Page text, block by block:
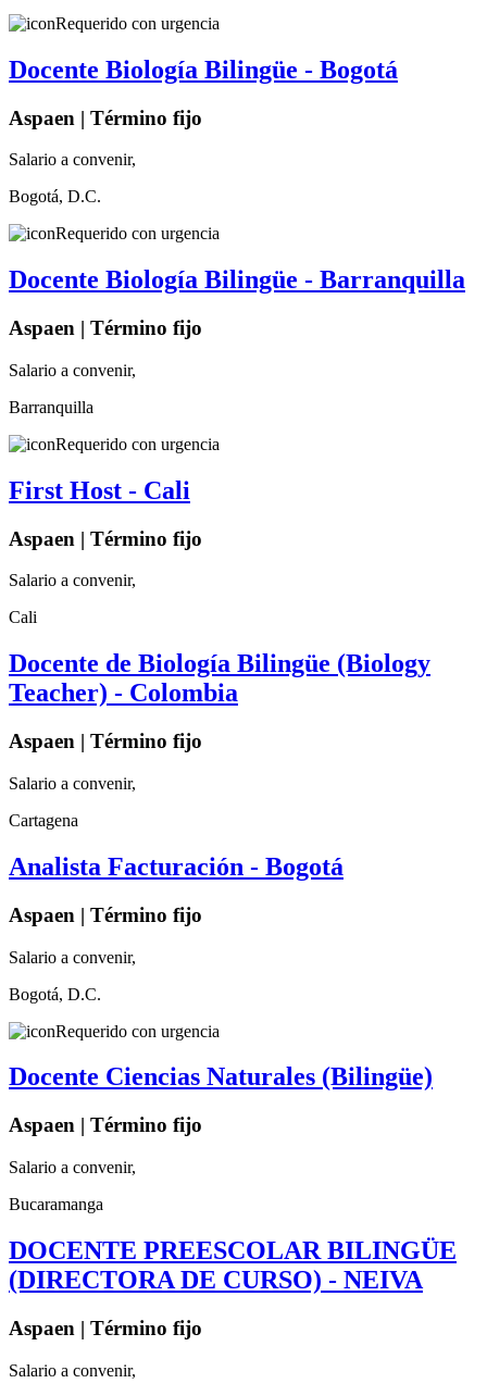
Requerido con urgencia
Docente Biología Bilingüe - Bogotá
Aspaen | Término fijo
Salario a convenir,
Bogotá, D.C.
Requerido con urgencia
Docente Biología Bilingüe - Barranquilla
Aspaen | Término fijo
Salario a convenir,
Barranquilla
Requerido con urgencia
First Host - Cali
Aspaen | Término fijo
Salario a convenir,
Cali
Docente de Biología Bilingüe (Biology
Teacher) - Colombia
Aspaen | Término fijo
Salario a convenir,
Cartagena
Analista Facturación - Bogotá
Aspaen | Término fijo
Salario a convenir,
Bogotá, D.C.
Requerido con urgencia
Docente Ciencias Naturales (Bilingüe)
Aspaen | Término fijo
Salario a convenir,
Bucaramanga
DOCENTE PREESCOLAR BILINGÜE
(DIRECTORA DE CURSO) - NEIVA
Aspaen | Término fijo
Salario a convenir,